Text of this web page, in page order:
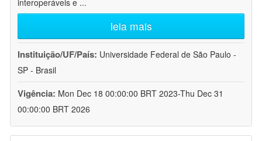
interoperáveis e ...
leia mais
Instituição/UF/País: Universidade Federal de São Paulo -
SP - Brasil
Vigência: Mon Dec 18 00:00:00 BRT 2023-Thu Dec 31
00:00:00 BRT 2026